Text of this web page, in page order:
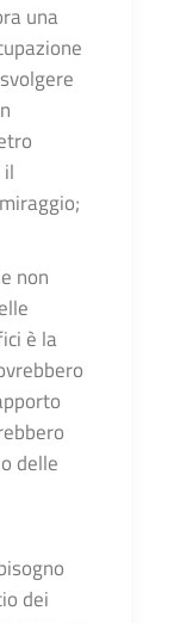
una
non
è la
delle
dei